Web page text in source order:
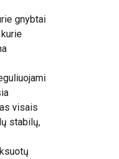
gnybtai
visais
stabilų,